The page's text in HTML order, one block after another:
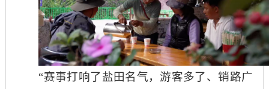
“赛事打响了盐田名气，游客多了、销路广